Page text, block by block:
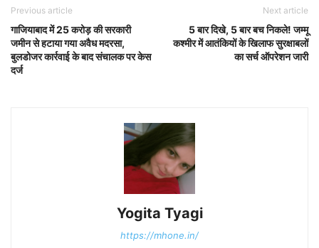
Previous article
गाजियाबाद में 25 करोड़ की सरकारी
जमीन से हटाया गया अवैध मदरसा,
बुलडोजर कार्रवाई के बाद संचालक पर केस
दर्ज
Next article
5 बार दिखे, 5 बार बच निकले! जम्मू
कश्मीर में आतंकियों के खिलाफ सुरक्षाबलों
का सर्च ऑपरेशन जारी
Yogita Tyagi
https://mhone.in/